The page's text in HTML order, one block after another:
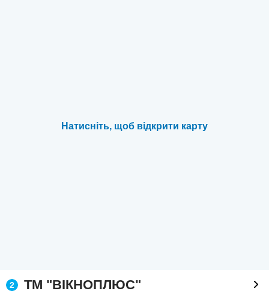
Натисніть, щоб відкрити карту
2 ТМ "ВІКНОПЛЮС"